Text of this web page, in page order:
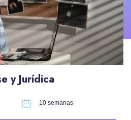
y Jurídica
10 semanas